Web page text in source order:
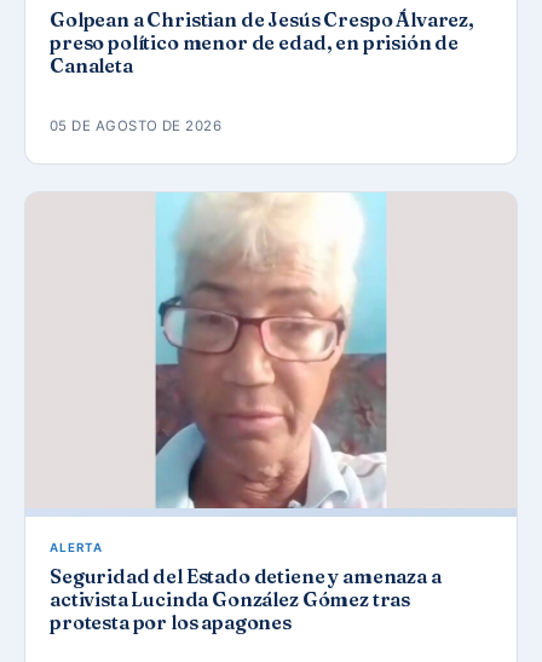
Golpean a Christian de Jesús Crespo Álvarez,
preso político menor de edad, en prisión de
Canaleta
05 DE AGOSTO DE 2026
ALERTA
Seguridad del Estado detiene y amenaza a
activista Lucinda González Gómez tras
protesta por los apagones